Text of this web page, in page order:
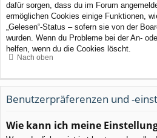
dafür sorgen, dass du im Forum
ermöglichen Cookies einige Funktionen,
„Gelesen“-Status – sofern sie von der
wurden. Wenn du Probleme bei der An-
helfen, wenn du die Cookies löscht.
Nach oben
Benutzerpräferenzen und -
Wie kann ich meine